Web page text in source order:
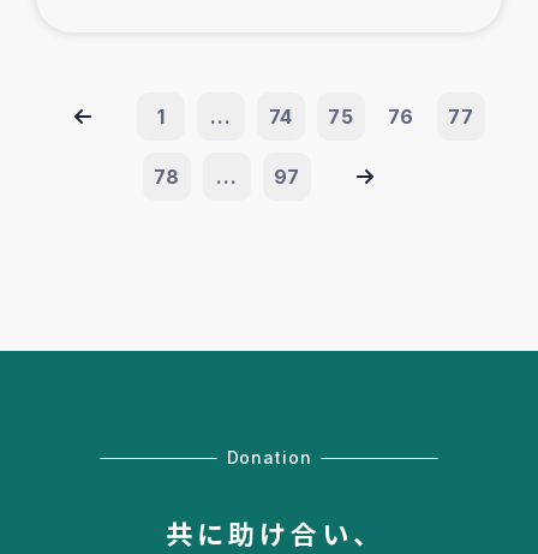
1 ... 74 75 76 77
78 ... 97
Donation
共に助け合い、